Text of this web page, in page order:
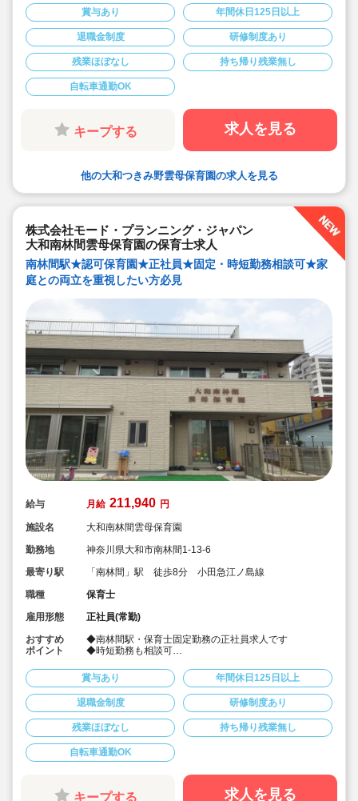
連休）も取得可能です♪
◆雲母保育園は60名以下のコンパクトなサイズの園にな
ります
◆家庭や趣味などと両立可能な働き方
◆行事のための保育ではなく子どもたちのための保育に
取り組めます
◆日々の保育を大切に楽しくお仕事出来ます（行事準
備・書き物類軽減されています）
◆ピアノが弾けなくてOKです。（得意分野を活かして頂
◆保育以外の業務量が不安な方も安心です。（ICTシステ
ム導入で業務効率化が図れています）
◆保育経験がない、ブランクがある方も安心です。（先
輩社員が徹底サポートします）
設などの割引）
◆退職金制度あり
◆職員同士の協力を大切にしています！保育経験がな
い、ブランクが有る方もOK（先輩スタッフがサポートし
ます！）
賞与あり 年間休日125日以上
退職金制度 研修制度あり
残業ほぼなし 持ち帰り残業無し
自転車通勤OK
キープする 求人を見る
他の大和つきみ野雲母保育園の求人を見る
株式会社モード・プランニング・ジャパン
大和南林間雲母保育園の保育士求人
南林間駅★認可保育園★正社員★固定・時短勤務相談可★家
庭との両立を重視したい方必見
給与 月給 211,940 円
施設名
大和南林間雲母保育園
勤務地
神奈川県大和市南林間1-13-6
最寄り駅
「南林間」駅 徒歩8分 小田急江ノ島線
職種
保育士
雇用形態
正社員(常勤)
おすすめ
ポイント
◆南林間駅・保育士固定勤務の正社員求人です
◆時短勤務も相談可
連休）も取得可能です♪
◆雲母保育園は60名以下のコンパクトなサイズの園にな
ります
◆家庭や趣味などと両立可能な働き方
◆行事のための保育ではなく子どもたちのための保育に
取り組めます
◆日々の保育を大切に楽しくお仕事出来ます（行事準
備・書き物類軽減されています）
◆ピアノが弾けなくてOKです。（得意分野を活かして頂
◆保育以外の業務量が不安な方も安心です。（ICTシステ
ム導入で業務効率化が図れています）
賞与あり 年間休日125日以上
退職金制度 研修制度あり
残業ほぼなし 持ち帰り残業無し
自転車通勤OK
キープする 求人を見る